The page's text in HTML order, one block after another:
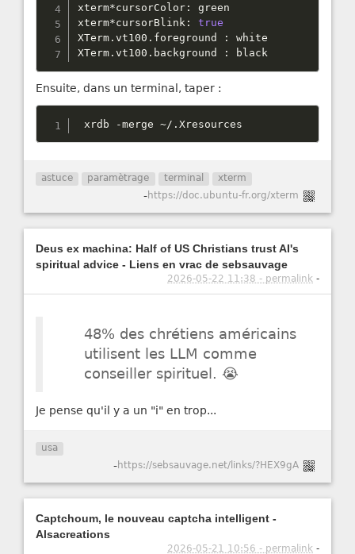
xterm*cursorColor :
green
xterm*cursorBlink :
true
XTerm .vt100 . foreground :
white
XTerm .vt100 . background : black
Ensuite, dans un terminal, taper :
xrdb -merge ~/ .Xresources
astuce paramètrage terminal xterm
-https://doc.ubuntu-fr.org/xterm
Deus ex machina: Half of US Christians trust AI's
spiritual advice - Liens en vrac de sebsauvage
2026-05-22 11:38 - permalink -
48% des chrétiens américains
utilisent les LLM comme
conseiller spirituel. 😭
Je pense qu'il y a un "i" en trop...
usa
-https://sebsauvage.net/links/?HEX9gA
Captchoum, le nouveau captcha intelligent -
Alsacreations
2026-05-21 10:56 - permalink -